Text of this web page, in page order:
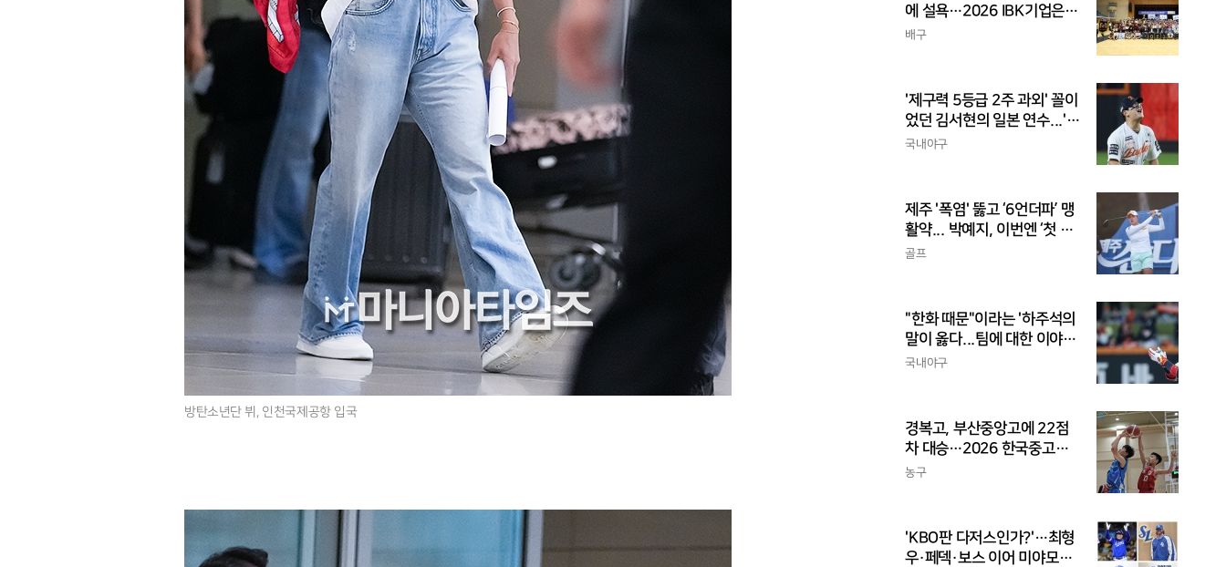
방탄소년단 뷔, 인천국제공항 입국
에 설욕…2026 IBK기업은행
배 전국중고배구대회 우승
배구
'제구력 5등급 2주 과외' 꼴이
었던 김서현의 일본 연수...'종
합검진표'에 불과
국내야구
제주 '폭염' 뚫고 ‘6언더파’ 맹
활약... 박예지, 이번엔 ‘첫 우
승’ 가나
골프
"한화 때문"이라는 '하주석의
말이 옳다...팀에 대한 이야
기, 끝까지 안 하는 게 도리
국내야구
경복고, 부산중앙고에 22점
차 대승…2026 한국중고농
구 주말리그 왕중왕전 첫 승
농구
'KBO판 다저스인가?'…최형
우·페덱·보스 이어 미야모리